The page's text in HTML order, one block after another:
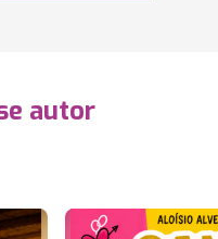
autor